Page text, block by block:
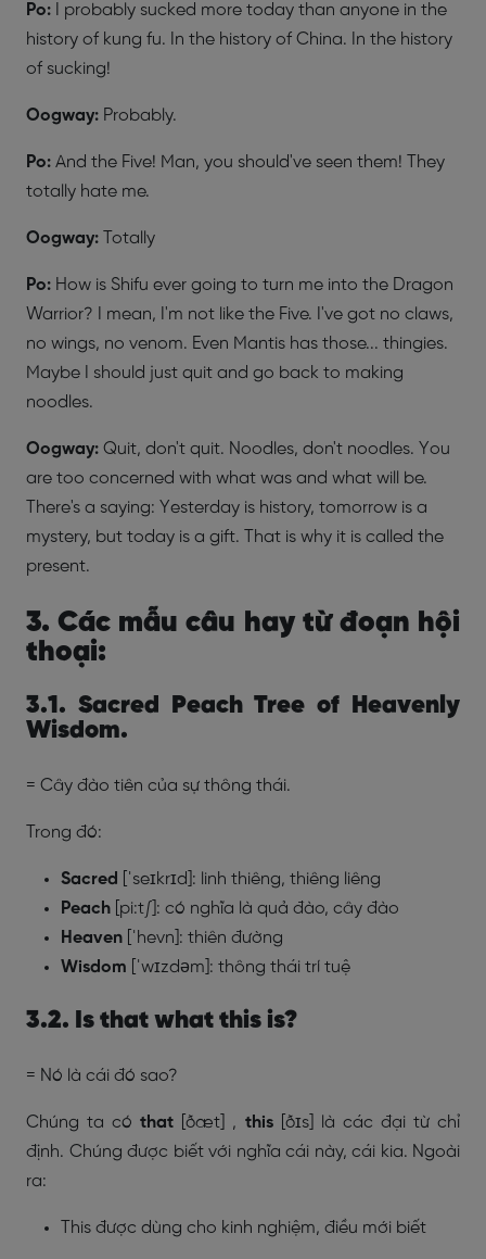
Po:
I probably sucked more today than anyone in the
history of kung fu. In the history of China. In the history
of sucking!
Oogway: Probably.
Po: And the Five! Man, you should've seen them! They
totally hate me.
Oogway: Totally
Po: How is Shifu ever going to turn me into the Dragon
Warrior? I mean, I'm not like the Five. I've got no claws,
no wings, no venom. Even Mantis has those... thingies.
Maybe I should just quit and go back to making
noodles.
Oogway: Quit, don't quit. Noodles, don't noodles. You
are too concerned with what was and what will be.
There's a saying: Yesterday is history, tomorrow is a
mystery, but today is a gift. That is why it is called the
present.
3. Các mẫu câu hay từ đoạn hội
thoại:
3.1. Sacred Peach Tree of Heavenly
Wisdom.
= Cây đào tiên của sự thông thái.
Trong đó:
Sacred [ˈseɪkrɪd]: linh thiêng, thiêng liêng
Peach [pi:t∫]: có nghĩa là quả đào, cây đào
Heaven [ˈhevn]: thiên đường
Wisdom [ˈwɪzdəm]: thông thái trí tuệ
3.2. Is that what this is?
= Nó là cái đó sao?
Chúng ta cóthat [ðæt] , this[ðɪs] là các đại từ chỉ
định. Chúng được biết với nghĩa cái này, cái kia. Ngoài
ra:
This được dùng cho kinh nghiệm, điều mới biết